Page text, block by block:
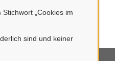
„Cookies im
sind und keiner
möglichst